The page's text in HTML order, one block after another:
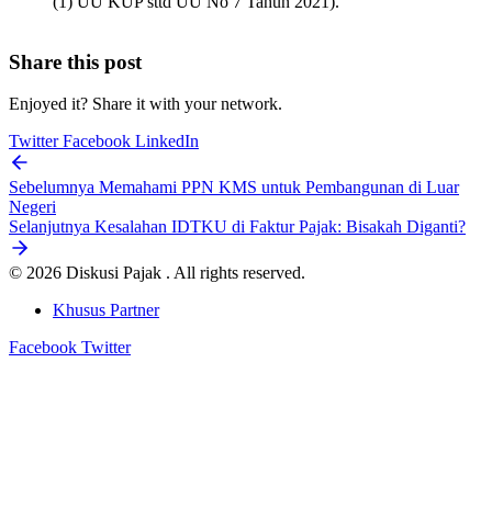
Share this post
Enjoyed it? Share it with your network.
TwitterFacebook LinkedIn
Sebelumnya Memahami PPN KMS untuk Pembangunan di Luar
Negeri
Selanjutnya Kesalahan IDTKU di Faktur Pajak: Bisakah Diganti?
© 2026 Diskusi Pajak . All rights reserved.
Khusus Partner
Facebook Twitter